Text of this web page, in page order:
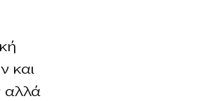
και
αλλά